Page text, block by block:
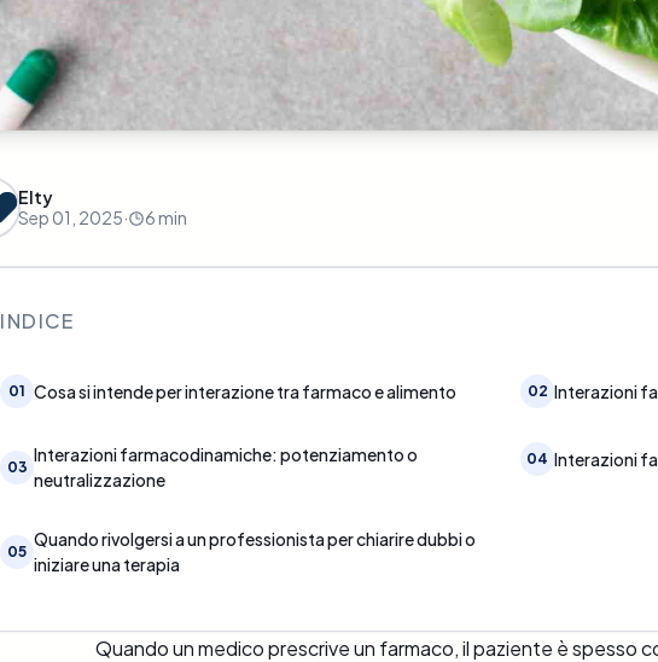
Elty
Sep 01, 2025· 6min
INDICE
01 Cosa si intende per interazione tra farmaco e alimento 02 Interazioni
03
Interazioni farmacodinamiche: potenziamento o
neutralizzazione
04 Interazioni
05
Quando rivolgersi a un professionista per chiarire dubbi o
iniziare una terapia
Quando un medico prescrive un farmaco, il paziente è spesso